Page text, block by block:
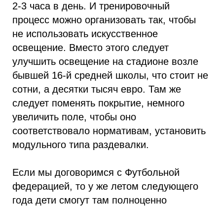
2-3 часа в день. И тренировочный
процесс можно организовать так, чтобы
не использовать искусственное
освещение. Вместо этого следует
улучшить освещение на стадионе возле
бывшей 16-й средней школы, что стоит не
сотни, а десятки тысяч евро. Там же
следует поменять покрытие, немного
увеличить поле, чтобы оно
соответствовало нормативам, установить
модульного типа раздевалки.
Если мы договоримся с Футбольной
федерацией, то у же летом следующего
года дети смогут там полноценно